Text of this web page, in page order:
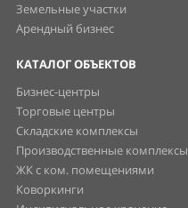
Земельные участки
Арендный бизнес
КАТАЛОГ ОБЪЕКТОВ
Бизнес-центры
Торговые центры
Складские комплексы
Производственные комплексы
ЖК с ком. помещениями
Коворкинги